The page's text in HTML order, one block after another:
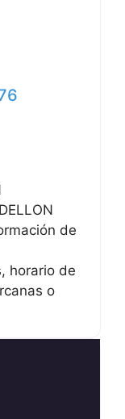
de
horario de
o